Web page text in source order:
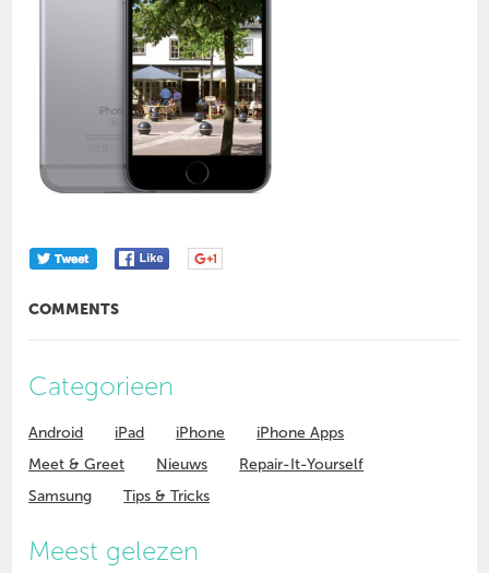
COMMENTS
Categorieen
Android iPad iPhone
iPhone Apps
Meet & Greet
Nieuws
Repair-It-Yourself
Samsung
Tips & Tricks
Meest gelezen